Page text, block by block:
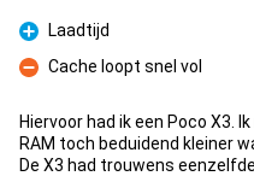
Pro
Laadtijd
Con
Cache loopt snel vol
Hiervoor had ik een Poco X3.
RAM toch beduidend kleiner
De X3 had trouwens